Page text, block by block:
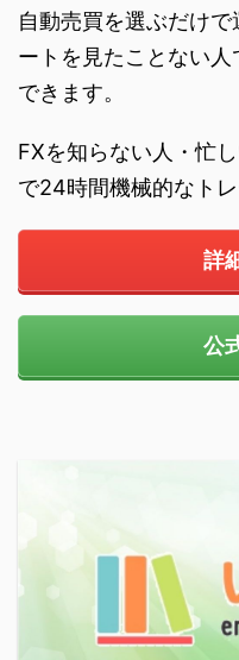
自動売買を選ぶだけ
ートを見たことない
できます。
FXを知らない人・忙
で24時間機械的なトレ
詳
公